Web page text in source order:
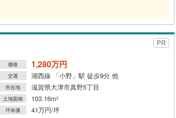
PR
価格 1,280万円
交通 湖西線 「小野」駅 徒歩9分 他
所在地 滋賀県大津市真野5丁目
土地面積 103.16m2
坪単価 41万円/坪